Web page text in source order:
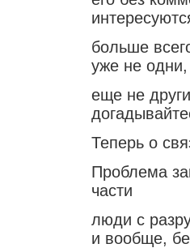
больше
уже не
еще не
Теперь о
Проблема
части
люди с
и вообще,